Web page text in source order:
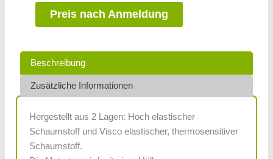
Preis nach Anmeldung
Beschreibung
Zusätzliche Informationen
Hergestellt aus 2 Lagen: Hoch elastischer
Schaumstoff und Visco elastischer, thermosensitiver
Schaumstoff.